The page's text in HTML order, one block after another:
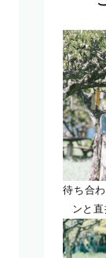
待ち合
ンと